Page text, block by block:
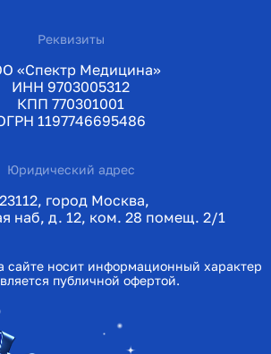
Реквизиты
«Спектр Медицина»
ИНН 9703005312
КПП 770301001
1197746695486
Юридический адрес
город Москва,
наб, д. 12, ком. 28 помещ. 2/1
сайте носит информационный характер
публичной офертой.